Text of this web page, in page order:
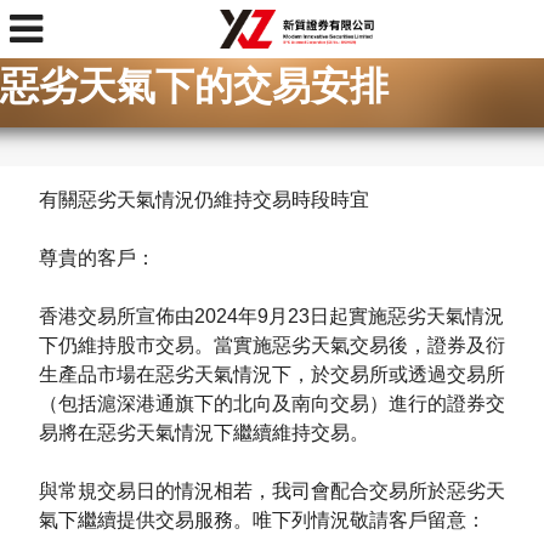
首頁 > 惡劣天氣下的交易安排
惡劣天氣下的交易安排
有關惡劣天氣情況仍維持交易時段時宜
尊貴的客戶：
香港交易所宣佈由2024年9月23日起實施惡劣天氣情況
下仍維持股市交易。當實施惡劣天氣交易後，證券及衍
生產品市場在惡劣天氣情況下，於交易所或透過交易所
（包括滬深港通旗下的北向及南向交易）進行的證券交
易將在惡劣天氣情況下繼續維持交易。
與常規交易日的情況相若，我司會配合交易所於惡劣天
氣下繼續提供交易服務。唯下列情況敬請客戶留意：